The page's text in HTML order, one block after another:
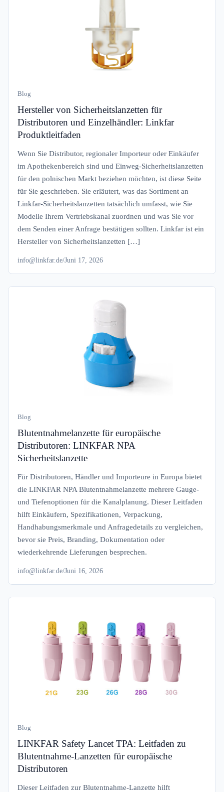
Blog
Hersteller von Sicherheitslanzetten für
Distributoren und Einzelhändler: Linkfar
Produktleitfaden
Wenn Sie Distributor, regionaler Importeur oder Einkäufer
im Apothekenbereich sind und Einweg-Sicherheitslanzetten
für den polnischen Markt beziehen möchten, ist diese Seite
für Sie geschrieben. Sie erläutert, was das Sortiment an
Linkfar-Sicherheitslanzetten tatsächlich umfasst, wie Sie
Modelle Ihrem Vertriebskanal zuordnen und was Sie vor
dem Senden einer Anfrage bestätigen sollten. Linkfar ist ein
Hersteller von Sicherheitslanzetten […]
info@linkfar.de/Juni 17, 2026
Blog
Blutentnahmelanzette für europäische
Distributoren: LINKFAR NPA
Sicherheitslanzette
Für Distributoren, Händler und Importeure in Europa bietet
die LINKFAR NPA Blutentnahmelanzette mehrere Gauge-
und Tiefenoptionen für die Kanalplanung. Dieser Leitfaden
hilft Einkäufern, Spezifikationen, Verpackung,
Handhabungsmerkmale und Anfragedetails zu vergleichen,
bevor sie Preis, Branding, Dokumentation oder
wiederkehrende Lieferungen besprechen.
info@linkfar.de/Juni 16, 2026
Blog
LINKFAR Safety Lancet TPA: Leitfaden zu
Blutentnahme-Lanzetten für europäische
Distributoren
Dieser Leitfaden zur Blutentnahme-Lanzette hilft